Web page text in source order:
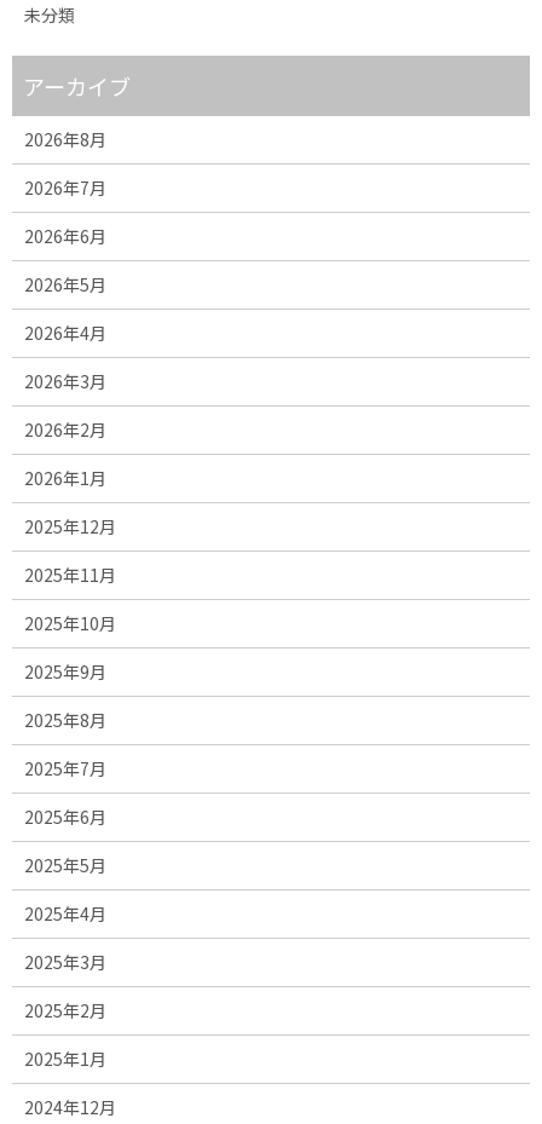
未分類
アーカイブ
2026年8月
2026年7月
2026年6月
2026年5月
2026年4月
2026年3月
2026年2月
2026年1月
2025年12月
2025年11月
2025年10月
2025年9月
2025年8月
2025年7月
2025年6月
2025年5月
2025年4月
2025年3月
2025年2月
2025年1月
2024年12月